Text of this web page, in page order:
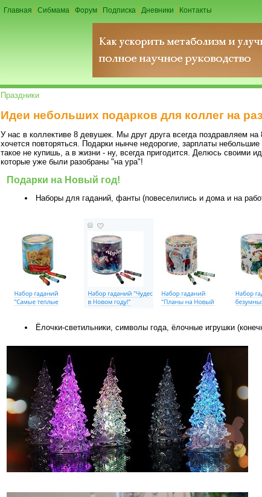
Главная Сибмама Форум Подписка Дневники Контакты
Праздники
Идеи небольших подарков для коллег на
У нас в коллективе 8 девушек. Мы друг друга всегда поздравляем
хочется повторяться. Подарки нынче недорогие, зарплаты
такое не купишь, а в жизни - ну, всегда пригодится. Делюсь своими
которые уже были разобраны "на ура"!
Подарки на Новый год!
Наборы для гаданий, фанты (повеселились и дома и на
Ёлочки-светильники, символы года, ёлочные игрушки